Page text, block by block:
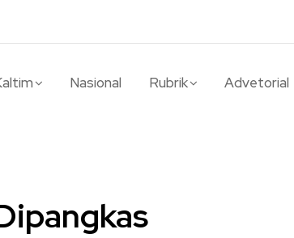
Nasional Rubrik Advetorial